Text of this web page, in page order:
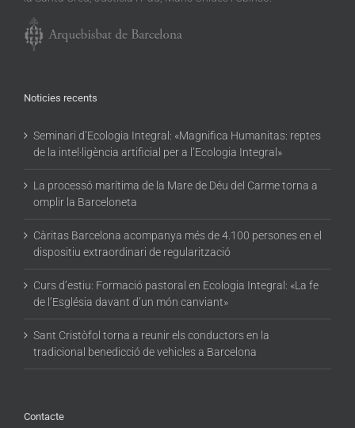
Noticies recents
Seminari d’Ecologia Integral: «Magnifica Humanitas: reptes
de la intel·ligència artificial per a l’Ecologia Integral»
La processó marítima de la Mare de Déu del Carme torna a
omplir la Barceloneta
Càritas Barcelona acompanya més de 4.100 persones en el
dispositiu extraordinari de regularització
Curs d’estiu: Formació pastoral en Ecologia Integral: «La fe
de l’Església davant d’un món canviant»
Sant Cristòfol torna a reunir els conductors en la
tradicional benedicció de vehicles a Barcelona
Contacte